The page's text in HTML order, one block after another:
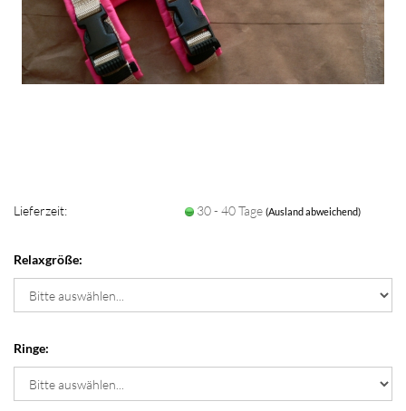
Lieferzeit: 30 - 40 Tage(Ausland abweichend)
Relaxgröße:
Ringe: